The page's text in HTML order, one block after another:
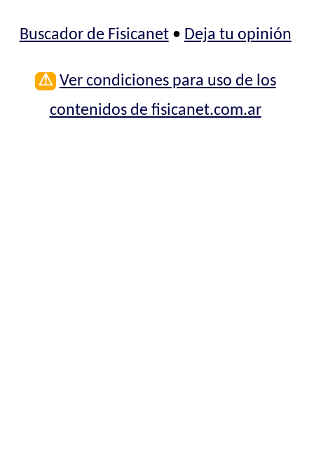
Buscador de Fisicanet• Deja tu opinión
⚠ Ver condiciones para uso de los
contenidos de fisicanet.com.ar